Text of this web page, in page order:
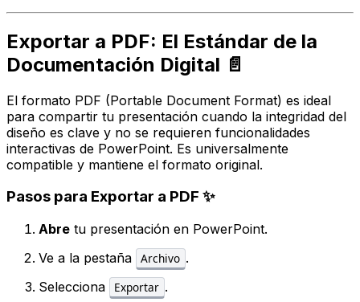
Exportar a PDF: El Estándar de la
Documentación Digital 📄
El formato PDF (Portable Document Format) es ideal
para compartir tu presentación cuando la integridad del
diseño es clave y no se requieren funcionalidades
interactivas de PowerPoint. Es universalmente
compatible y mantiene el formato original.
Pasos para Exportar a PDF ✨
Abre tu presentación en PowerPoint.
Ve a la pestaña
Archivo .
Selecciona
Exportar .